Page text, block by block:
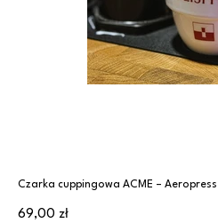
Czarka cuppingowa ACME –
Cena
69,00 zł